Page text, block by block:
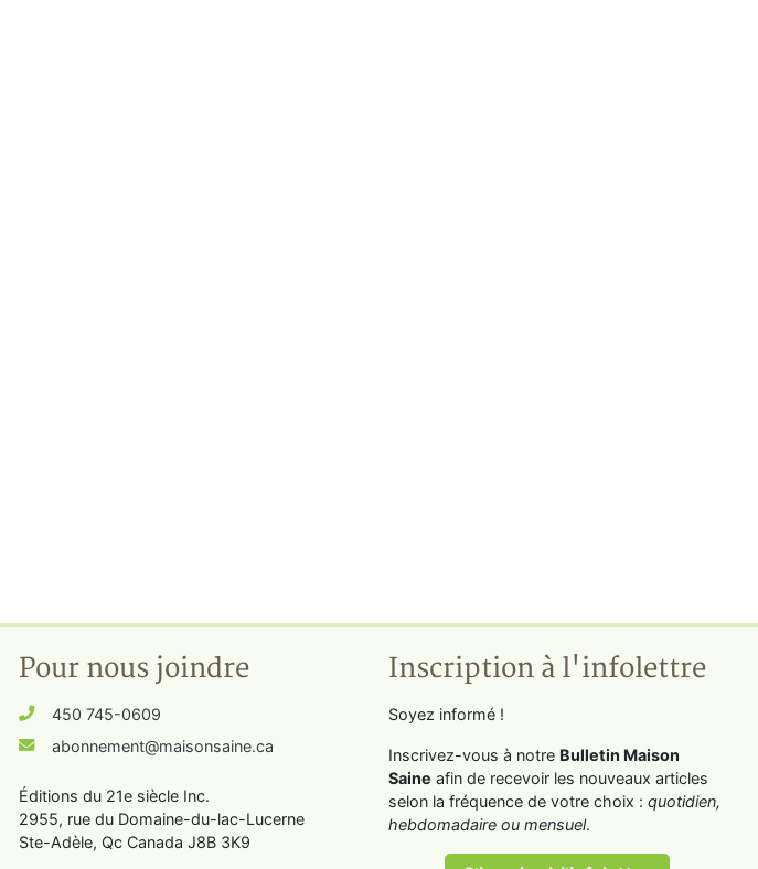
Pour nous joindre
450 745-0609
abonnement@maisonsaine.ca
Éditions du 21e siècle Inc.
2955, rue du Domaine-du-lac-Lucerne
Ste-Adèle, Qc Canada J8B 3K9
Inscription à l'infolettre
Soyez informé !
Inscrivez-vous à notre Bulletin Maison
Saine afin de recevoir les nouveaux articles
selon la fréquence de votre choix : quotidien,
hebdomadaire ou mensuel.